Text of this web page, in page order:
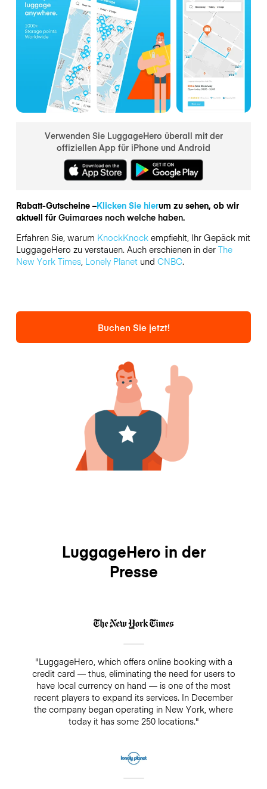
Verwenden Sie LuggageHero überall mit der
offiziellen App für iPhone und Android
Rabatt-Gutscheine –Klicken Sie hierum zu sehen, ob wir
aktuell für Guimaraes noch welche haben.
Erfahren Sie, warum KnockKnockempfiehlt, Ihr Gepäck mit
LuggageHero zu verstauen. Auch erschienen in der The
New York Times, Lonely Planetund CNBC.
Buchen Sie jetzt!
LuggageHero in der
Presse
"LuggageHero, which offers online booking with a
credit card — thus, eliminating the need for users to
have local currency on hand — is one of the most
recent players to expand its services. In December
the company began operating in New York, where
today it has some 250 locations."